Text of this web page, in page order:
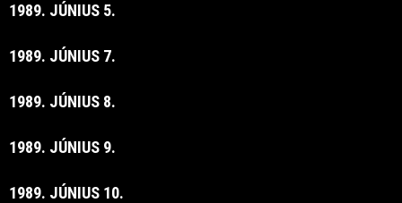
1989. JÚNIUS 5.
1989. JÚNIUS 7.
1989. JÚNIUS 8.
1989. JÚNIUS 9.
1989. JÚNIUS 10.